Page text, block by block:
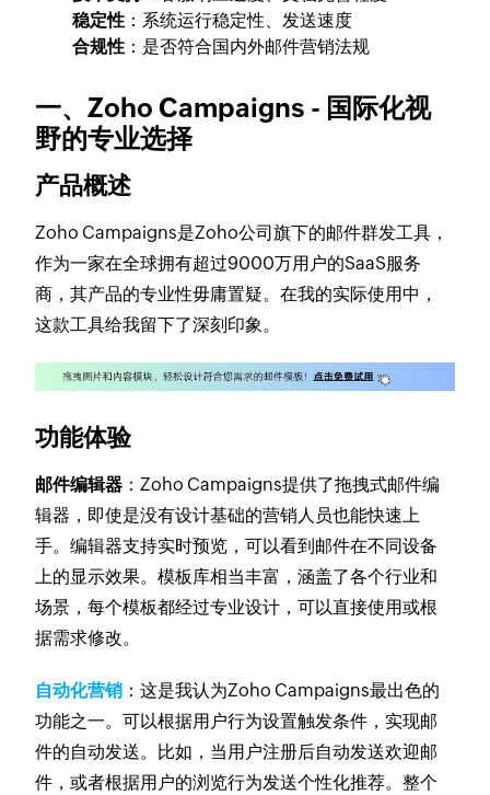
稳定性 ：系统运行稳定性、发送速度
合规性 ：是否符合国内外邮件营销法规
一、Zoho Campaigns - 国际化视
野的专业选择
产品概述
Zoho Campaigns是Zoho公司旗下的邮件群发工具，
作为一家在全球拥有超过9000万用户的SaaS服务
商，其产品的专业性毋庸置疑。在我的实际使用中，
这款工具给我留下了深刻印象。
功能体验
邮件编辑器 ：Zoho Campaigns提供了拖拽式邮件编
辑器，即使是没有设计基础的营销人员也能快速上
手。编辑器支持实时预览，可以看到邮件在不同设备
上的显示效果。模板库相当丰富，涵盖了各个行业和
场景，每个模板都经过专业设计，可以直接使用或根
据需求修改。
自动化营销 ：这是我认为Zoho Campaigns最出色的
功能之一。可以根据用户行为设置触发条件，实现邮
件的自动发送。比如，当用户注册后自动发送欢迎邮
件，或者根据用户的浏览行为发送个性化推荐。整个